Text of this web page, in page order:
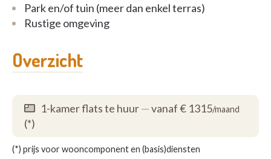
Park en/of tuin (meer dan enkel terras)
Rustige omgeving
Overzicht
1-kamer flats te huur—vanaf € 1315/maand
(*)
(*) prijs voor wooncomponent en (basis)diensten